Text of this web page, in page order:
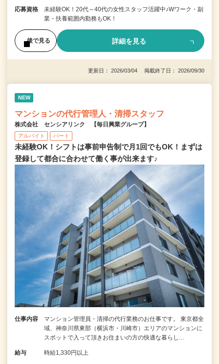
応募資格
未経験OK！20代～40代の女性スタッフ活躍中♪Wワーク・副
業・扶養範囲内勤務もOK！
後で見る 詳細を見る
更新日： 2026/03/04 掲載終了日： 2026/09/30
NEW
マンションの代行管理人・清掃スタッフ
株式会社 センシアリンク 【毎日興業グループ】
アルバイト パート
未経験OK！シフトは事前申告制で月1回でもOK！まずは
登録して都合に合わせて働く事が出来ます♪
仕事内容
マンション管理員・清掃の代行業務のお仕事です。 東京都全
域、神奈川県東部（横浜市・川崎市）エリアのマンションに
スポットで入って頂きお住まいの方の快適な暮らし…
給与 時給1,330円以上